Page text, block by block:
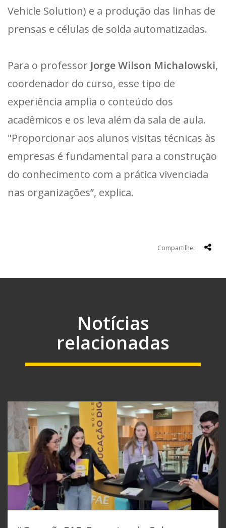
Vehicle Solution) e a produção das linhas de
prensas e células de solda automatizadas.
Para o professor Jorge Wilson Michalowski,
coordenador do curso, esse tipo de
experiência amplia o conteúdo dos
acadêmicos e os leva além da sala de aula.
"Proporcionar aos alunos visitas técnicas às
empresas é fundamental para a construção
do conhecimento com a prática vivenciada
nas organizações”, explica.
Compartilhe:
Notícias
relacionadas